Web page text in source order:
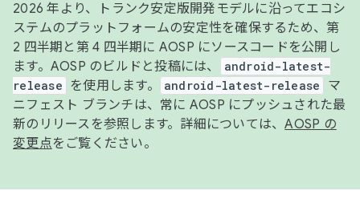
2026 年より、トランク安定版開発モデルに沿ってエコシ
ステムのプラットフォームの安定性を確保するため、第
2 四半期と第 4 四半期に AOSP にソースコードを公開し
ます。AOSP のビルドと投稿には、
android-latest-
release
を使用します。 android-latest-release
マ
ニフェスト ブランチは、常に AOSP にプッシュされた最
新のリリースを参照します。詳細については、AOSP の
変更点をご覧ください。